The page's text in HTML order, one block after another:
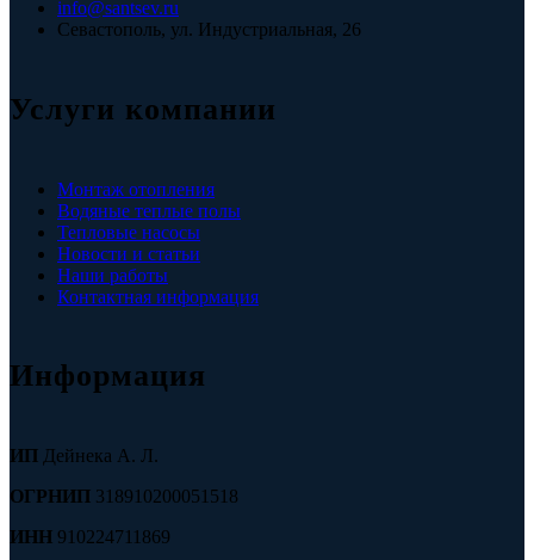
info@santsev.ru
Севастополь, ул. Индустриальная, 26
Услуги компании
Монтаж отопления
Водяные теплые полы
Тепловые насосы
Новости и статьи
Наши работы
Контактная информация
Информация
ИП Дейнека А. Л.
ОГРНИП 318910200051518
ИНН 910224711869